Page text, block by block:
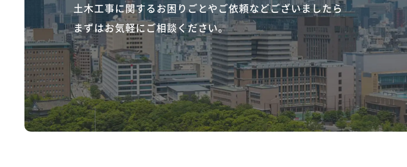
土木工事に関するお困りごとやご依頼などございましたら
まずはお気軽にご相談ください。